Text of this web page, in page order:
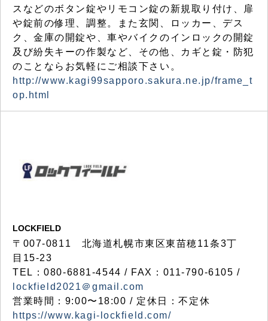
スなどのボタン錠やリモコン錠の新規取り付け、扉
や錠前の修理、調整。また玄関、ロッカー、デス
ク、金庫の開錠や、車やバイクのインロックの開錠
及び紛失キーの作製など、その他、カギと錠・防犯
のことならお気軽にご相談下さい。
http://www.kagi99sapporo.sakura.ne.jp/frame_t
op.html
LOCKFIELD
〒007-0811 北海道札幌市東区東苗穂11条3丁
目15-23
TEL：080-6881-4544 / FAX：011-790-6105 /
lockfield2021＠gmail.com
営業時間：9:00〜18:00 / 定休日：不定休
https://www.kagi-lockfield.com/